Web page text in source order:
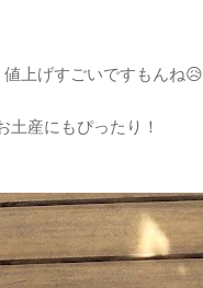
上げすごいですもんね😥
土産にもぴったり！